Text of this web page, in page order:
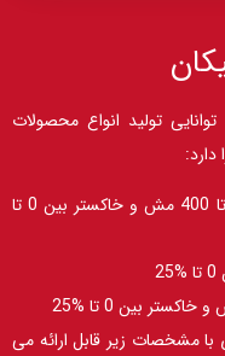
تولید انواع محصولات
پودر میکرونیزه گیلسونایت با قطر 80 تا 400 مش و خاکستر بین 0 تا
مشخصات زیر قابل ارائه می